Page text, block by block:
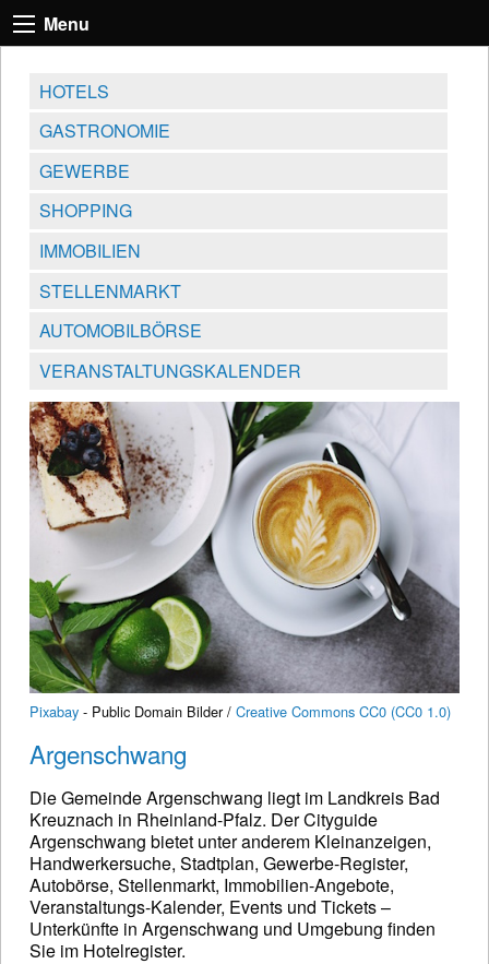
Menu
HOTELS
GASTRONOMIE
GEWERBE
SHOPPING
IMMOBILIEN
STELLENMARKT
AUTOMOBILBÖRSE
VERANSTALTUNGSKALENDER
Pixabay - Public Domain Bilder / Creative Commons CC0 (CC0 1.0)
Argenschwang
Die Gemeinde Argenschwang liegt im Landkreis Bad
Kreuznach in Rheinland-Pfalz. Der Cityguide
Argenschwang bietet unter anderem Kleinanzeigen,
Handwerkersuche, Stadtplan, Gewerbe-Register,
Autobörse, Stellenmarkt, Immobilien-Angebote,
Veranstaltungs-Kalender, Events und Tickets –
Unterkünfte in Argenschwang und Umgebung finden
Sie im Hotelregister.